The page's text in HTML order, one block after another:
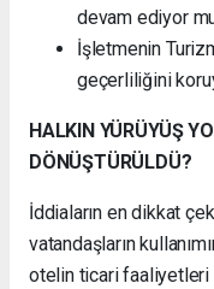
devam ediyor
İşletmenin
geçerliliğini
HALKIN YÜRÜYÜŞ
DÖNÜŞTÜRÜLDÜ?
İddiaların en dikkat
vatandaşların
otelin ticari faaliyetleri